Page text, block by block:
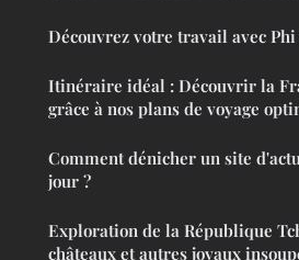
Découvrez votre travail avec Phi
Itinéraire idéal : Découvrir la
grâce à nos plans de voyage
Comment dénicher un site
jour ?
Exploration de la République
châteaux et autres joyaux